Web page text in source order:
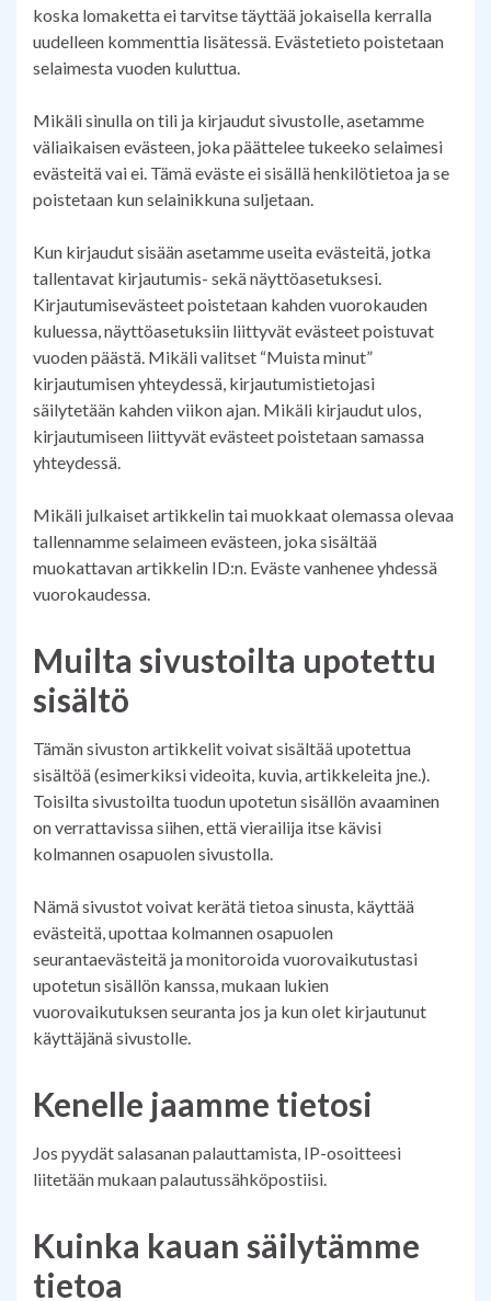
koska lomaketta ei tarvitse täyttää jokaisella kerralla
uudelleen kommenttia lisätessä. Evästetieto poistetaan
selaimesta vuoden kuluttua.
Mikäli sinulla on tili ja kirjaudut sivustolle, asetamme
väliaikaisen evästeen, joka päättelee tukeeko selaimesi
evästeitä vai ei. Tämä eväste ei sisällä henkilötietoa ja se
poistetaan kun selainikkuna suljetaan.
Kun kirjaudut sisään asetamme useita evästeitä, jotka
tallentavat kirjautumis- sekä näyttöasetuksesi.
Kirjautumisevästeet poistetaan kahden vuorokauden
kuluessa, näyttöasetuksiin liittyvät evästeet poistuvat
vuoden päästä. Mikäli valitset “Muista minut”
kirjautumisen yhteydessä, kirjautumistietojasi
säilytetään kahden viikon ajan. Mikäli kirjaudut ulos,
kirjautumiseen liittyvät evästeet poistetaan samassa
yhteydessä.
Mikäli julkaiset artikkelin tai muokkaat olemassa olevaa
tallennamme selaimeen evästeen, joka sisältää
muokattavan artikkelin ID:n. Eväste vanhenee yhdessä
vuorokaudessa.
Muilta sivustoilta upotettu
sisältö
Tämän sivuston artikkelit voivat sisältää upotettua
sisältöä (esimerkiksi videoita, kuvia, artikkeleita jne.).
Toisilta sivustoilta tuodun upotetun sisällön avaaminen
on verrattavissa siihen, että vierailija itse kävisi
kolmannen osapuolen sivustolla.
Nämä sivustot voivat kerätä tietoa sinusta, käyttää
evästeitä, upottaa kolmannen osapuolen
seurantaevästeitä ja monitoroida vuorovaikutustasi
upotetun sisällön kanssa, mukaan lukien
vuorovaikutuksen seuranta jos ja kun olet kirjautunut
käyttäjänä sivustolle.
Kenelle jaamme tietosi
Jos pyydät salasanan palauttamista, IP-osoitteesi
liitetään mukaan palautussähköpostiisi.
Kuinka kauan säilytämme
tietoa